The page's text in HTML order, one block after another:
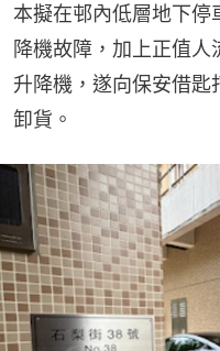
本擬在邨內低層地下停
降機故障，加上正值人
升降機，遂向保安借
卸貨。